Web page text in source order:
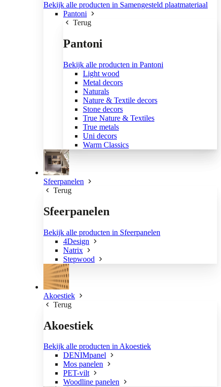
Bekijk alle producten in Samengesteld plaatmateriaal
Pantoni
Terug
Pantoni
Bekijk alle producten in Pantoni
Light wood
Metal decors
Naturals
Nature & Textile decors
Stone decors
True Nature & Textiles
True metals
Uni decors
Warm Classics
Sfeerpanelen
Terug
Sfeerpanelen
Bekijk alle producten in Sfeerpanelen
4Design
Natrix
Stepwood
Akoestiek
Terug
Akoestiek
Bekijk alle producten in Akoestiek
DENIMpanel
Mos panelen
PET-vilt
Woodline panelen